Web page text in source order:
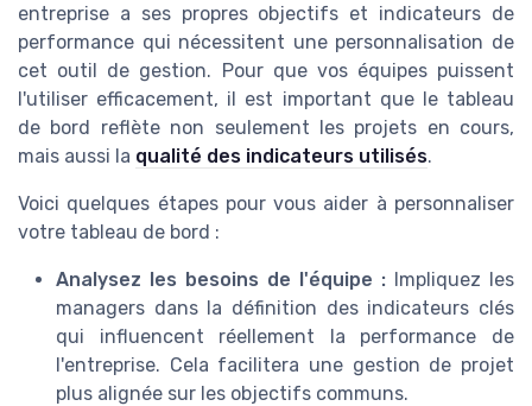
entreprise a ses propres objectifs et indicateurs de
performance qui nécessitent une personnalisation de
cet outil de gestion. Pour que vos équipes puissent
l'utiliser efficacement, il est important que le tableau
de bord reflète non seulement les projets en cours,
mais aussi la qualité des indicateurs utilisés.
Voici quelques étapes pour vous aider à personnaliser
votre tableau de bord :
Analysez les besoins de l'équipe : Impliquez les
managers dans la définition des indicateurs clés
qui influencent réellement la performance de
l'entreprise. Cela facilitera une gestion de projet
plus alignée sur les objectifs communs.